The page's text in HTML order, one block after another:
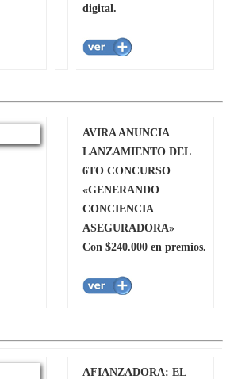
digital.
AVIRA ANUNCIA
LANZAMIENTO DEL
6TO CONCURSO
«GENERANDO
CONCIENCIA
ASEGURADORA»
Con $240.000 en premios.
AFIANZADORA: EL